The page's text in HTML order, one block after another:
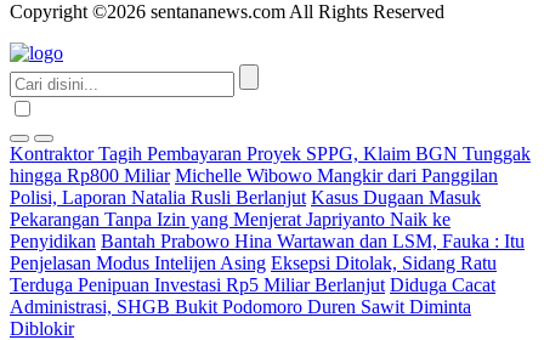
Copyright ©2026 sentananews.com All Rights Reserved
Kontraktor Tagih Pembayaran Proyek SPPG, Klaim BGN Tunggak
hingga Rp800 Miliar Michelle Wibowo Mangkir dari Panggilan
Polisi, Laporan Natalia Rusli Berlanjut Kasus Dugaan Masuk
Pekarangan Tanpa Izin yang Menjerat Japriyanto Naik ke
Penyidikan Bantah Prabowo Hina Wartawan dan LSM, Fauka : Itu
Penjelasan Modus Intelijen Asing Eksepsi Ditolak, Sidang Ratu
Terduga Penipuan Investasi Rp5 Miliar Berlanjut Diduga Cacat
Administrasi, SHGB Bukit Podomoro Duren Sawit Diminta
Diblokir